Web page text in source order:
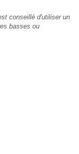
conseillé d'utiliser un
basses ou